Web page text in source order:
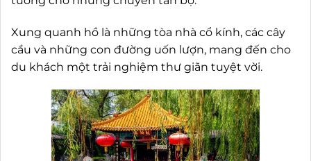
Xung quanh hồ là những tòa nhà cổ kính, các cây
cầu và những con đường uốn lượn, mang đến cho
du khách một trải nghiệm thư giãn tuyệt vời.